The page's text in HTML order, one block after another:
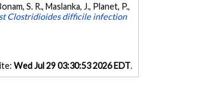
S. R., Maslanka, J., Planet, P.,
Clostridioides difficile infection
Wed Jul 29 03:30:53 2026 EDT.